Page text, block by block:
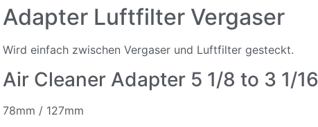
Adapter Luftfilter Vergaser
Wird einfach zwischen Vergaser und Luftfilter gesteckt.
Air Cleaner Adapter 5 1/8 to 3 1/16
78mm / 127mm